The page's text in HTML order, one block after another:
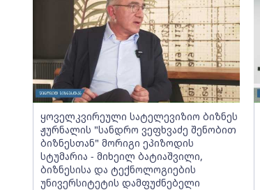
ყოველკვირეული სატელევიზიო ბიზნეს
ჟურნალის "სანდრო ვეფხვაძე შენობით
ბიზნესთან" მორიგი ეპიზოდის
სტუმარია - მიხეილ ბატიაშვილი,
ბიზნესისა და ტექნოლოგიების
უნივერსიტეტის დამფუძნებელი